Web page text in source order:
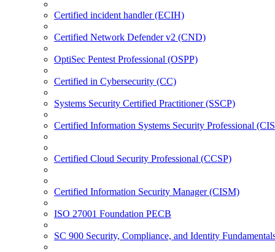
Certified incident handler (ECIH)
Certified Network Defender v2 (CND)
OptiSec Pentest Professional (OSPP)
Certified in Cybersecurity (CC)
Systems Security Certified Practitioner (SSCP)
Certified Information Systems Security Professional
Certified Cloud Security Professional (CCSP)
Certified Information Security Manager (CISM)
ISO 27001 Foundation PECB
SC 900 Security, Compliance, and Identity